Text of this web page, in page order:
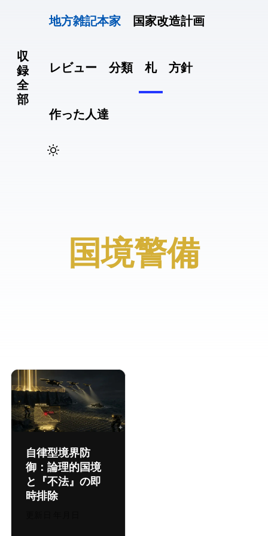
収
録
全
部
地方雑記(本家) 国家改造計画
レビュー 分類 札 方針
作った人達
#国境警備
自律型境界防
御：論理的国境
と『不法』の即
時排除